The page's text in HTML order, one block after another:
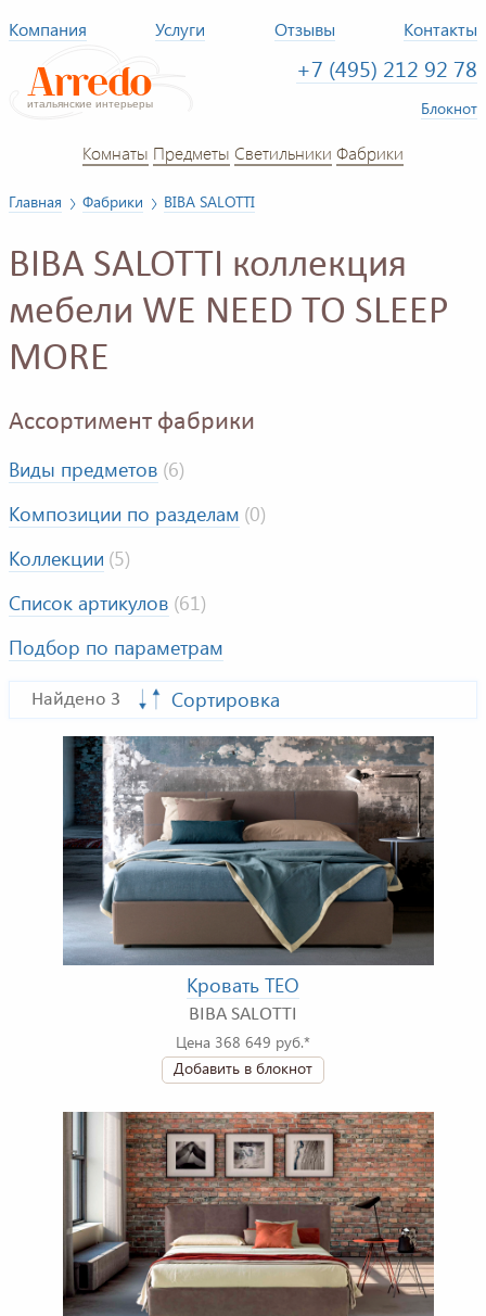
Компания Услуги Отзывы Контакты
+7 (495) 212 92 78
Блокнот
Комнаты Предметы Светильники Фабрики
Главная Фабрики BIBA SALOTTI
BIBA SALOTTI коллекция
мебели WE NEED TO SLEEP
MORE
Ассортимент фабрики
Виды предметов (6)
Композиции по разделам (0)
Коллекции (5)
Список артикулов (61)
Подбор по параметрам
Найдено 3 Сортировка
Кровать TEO
BIBA SALOTTI
Цена 368 649 руб.*
Добавить в блокнот